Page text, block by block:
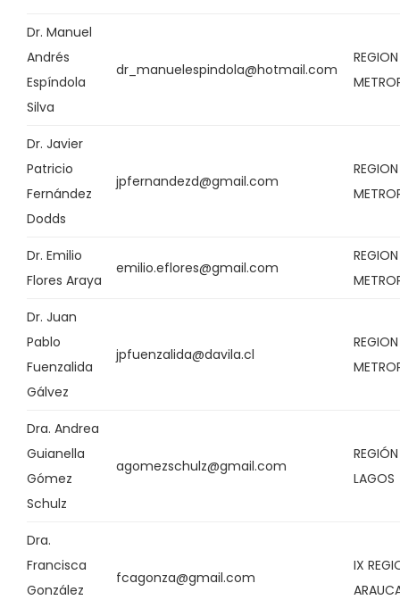
Dr. Manuel
Andrés
Espíndola
Silva
dr_manuelespindola@hotmail.com
REGION
Dr. Javier
Patricio
Fernández
Dodds
jpfernandezd@gmail.com
REGION
Dr. Emilio
Flores Araya
emilio.eflores@gmail.com
REGION
Dr. Juan
Pablo
Fuenzalida
Gálvez
jpfuenzalida@davila.cl
REGION
Dra. Andrea
Guianella
Gómez
Schulz
agomezschulz@gmail.com
LAGOS
Dra.
Francisca
González
fcagonza@gmail.com
IX